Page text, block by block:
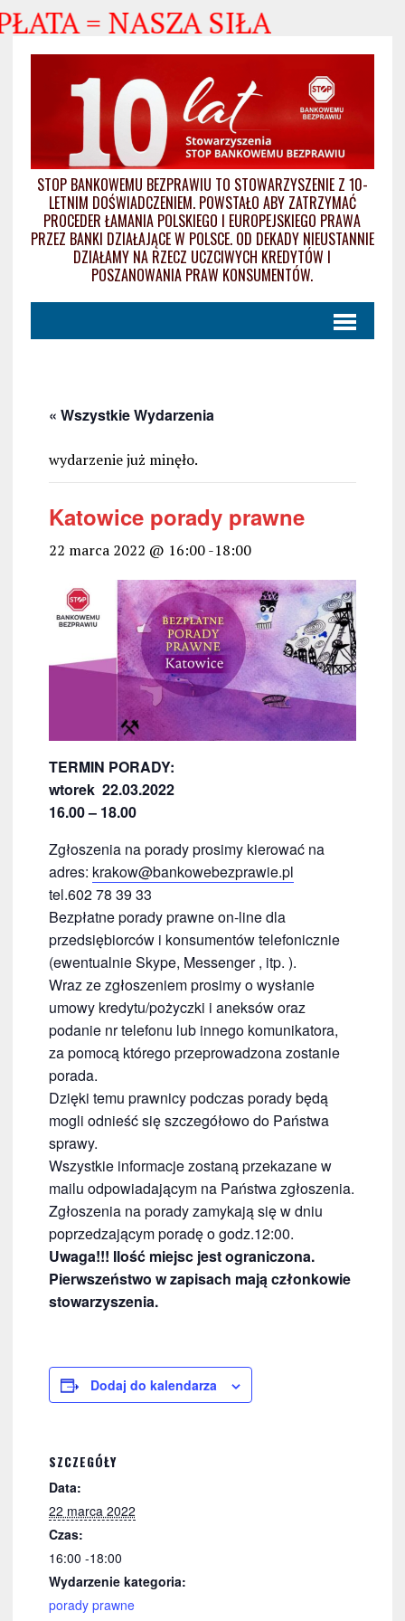
= NASZA SIŁA
STOP BANKOWEMU BEZPRAWIU TO STOWARZYSZENIE Z 10-
LETNIM DOŚWIADCZENIEM. POWSTAŁO ABY ZATRZYMAĆ
PROCEDER ŁAMANIA POLSKIEGO I EUROPEJSKIEGO PRAWA
PRZEZ BANKI DZIAŁAJĄCE W POLSCE. OD DEKADY NIEUSTANNIE
DZIAŁAMY NA RZECZ UCZCIWYCH KREDYTÓW I
POSZANOWANIA PRAW KONSUMENTÓW.
« Wszystkie Wydarzenia
wydarzenie już minęło.
Katowice porady prawne
22 marca 2022 @ 16:00-18:00
TERMIN PORADY:
wtorek 22.03.2022
16.00 – 18.00
Zgłoszenia na porady prosimy kierować na
adres: krakow@bankowebezprawie.pl
tel.602 78 39 33
Bezpłatne porady prawne on-line dla
przedsiębiorców i konsumentów telefonicznie
(ewentualnie Skype, Messenger , itp. ).
Wraz ze zgłoszeniem prosimy o wysłanie
umowy kredytu/pożyczki i aneksów oraz
podanie nr telefonu lub innego komunikatora,
za pomocą którego przeprowadzona zostanie
porada.
Dzięki temu prawnicy podczas porady będą
mogli odnieść się szczegółowo do Państwa
sprawy.
Wszystkie informacje zostaną przekazane w
mailu odpowiadającym na Państwa zgłoszenia.
Zgłoszenia na porady zamykają się w dniu
poprzedzającym poradę o godz.12:00.
Uwaga!!! Ilość miejsc jest ograniczona.
Pierwszeństwo w zapisach mają członkowie
stowarzyszenia.
Dodaj do kalendarza
SZCZEGÓŁY
Data:
22 marca 2022
Czas:
16:00 -18:00
Wydarzenie kategoria:
porady prawne